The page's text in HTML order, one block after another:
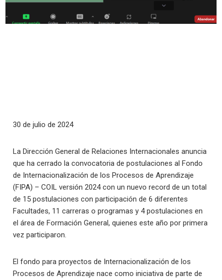
30 de julio de 2024
La Dirección General de Relaciones Internacionales anuncia
que ha cerrado la convocatoria de postulaciones al Fondo
de Internacionalización de los Procesos de Aprendizaje
(FIPA) – COIL versión 2024 con un nuevo record de un total
de 15 postulaciones con participación de 6 diferentes
Facultades, 11 carreras o programas y 4 postulaciones en
el área de Formación General, quienes este año por primera
vez participaron.
El fondo para proyectos de Internacionalización de los
Procesos de Aprendizaje nace como iniciativa de parte de